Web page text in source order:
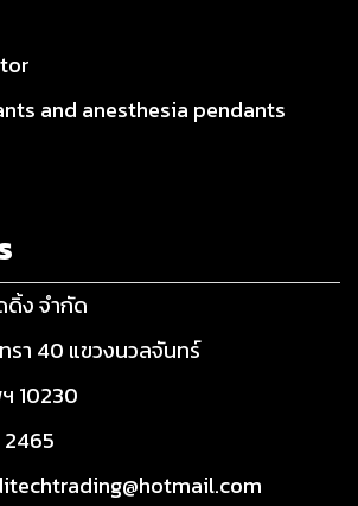
and anesthesia pendants
ดิ้ง จำกัด
รา 40 แขวงนวลจันทร์
10230
2465